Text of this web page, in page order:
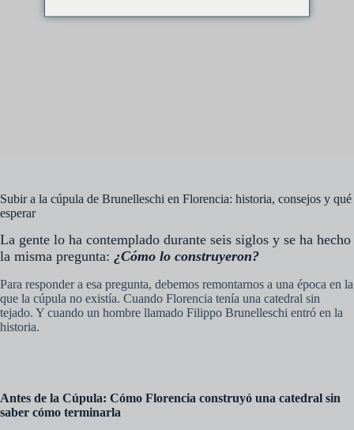
Subir a la cúpula de Brunelleschi en Florencia: historia, consejos y qué
esperar
La gente lo ha contemplado durante seis siglos y se ha hecho
la misma pregunta: ¿Cómo lo construyeron?
Para responder a esa pregunta, debemos remontarnos a una época en la
que la cúpula no existía. Cuando Florencia tenía una catedral sin
tejado. Y cuando un hombre llamado Filippo Brunelleschi entró en la
historia.
Antes de la Cúpula: Cómo Florencia construyó una catedral sin
saber cómo terminarla